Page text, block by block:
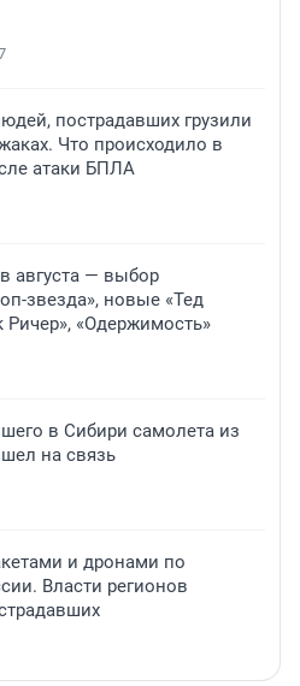
пострадавших грузили
Что происходило в
атаки БПЛА
августа — выбор
звезда», новые «Тед
«Одержимость»
в Сибири самолета из
на связь
и дронами по
Власти регионов